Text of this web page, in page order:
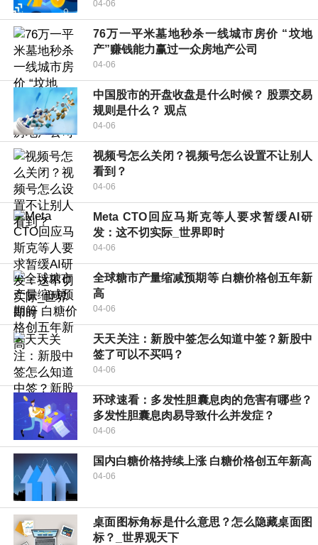
04-06
76万一平米墓地秒杀一线城市房价 “坟地
产”赚钱能力赢过一众房地产公司
04-06
中国股市的开盘收盘是什么时候？ 股票交易
规则是什么？ 观点
04-06
视频号怎么关闭？视频号怎么设置不让别人
看到？
04-06
Meta CTO回应马斯克等人要求暂缓AI研
发：这不切实际_世界即时
04-06
全球糖市产量缩减预期等 白糖价格创五年新
高
04-06
天天关注：新股中签怎么知道中签？新股中
签了可以不买吗？
04-06
环球速看：多发性胆囊息肉的危害有哪些？
多发性胆囊息肉易导致什么并发症？
04-06
国内白糖价格持续上涨 白糖价格创五年新高
04-06
桌面图标角标是什么意思？怎么隐藏桌面图
标？_世界观天下